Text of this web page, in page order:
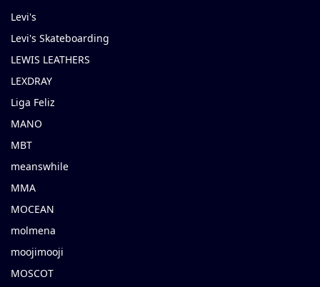
Levi's
Levi's Skateboarding
LEWIS LEATHERS
LEXDRAY
Liga Feliz
MANO
MBT
meanswhile
MMA
MOCEAN
molmena
moojimooji
MOSCOT